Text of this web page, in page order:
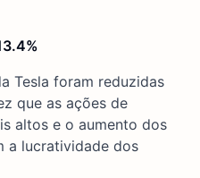
Tesla foram reduzidas
que as ações de
altos e o aumento dos
a lucratividade dos